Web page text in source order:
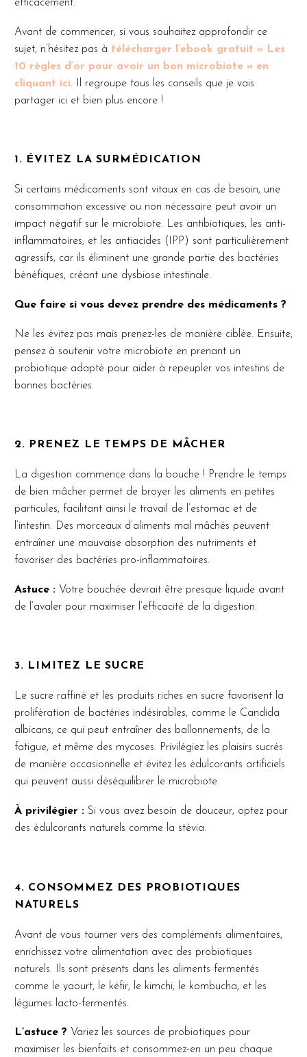
efficacement.
Avant de commencer, si vous souhaitez approfondir ce
sujet, n’hésitez pas à télécharger l’ebook gratuit « Les
10 règles d’or pour avoir un bon microbiote » en
cliquant ici. Il regroupe tous les conseils que je vais
partager ici et bien plus encore !
1. ÉVITEZ LA SURMÉDICATION
Si certains médicaments sont vitaux en cas de besoin, une
consommation excessive ou non nécessaire peut avoir un
impact négatif sur le microbiote. Les antibiotiques, les anti-
inflammatoires, et les antiacides (IPP) sont particulièrement
agressifs, car ils éliminent une grande partie des bactéries
bénéfiques, créant une dysbiose intestinale.
Que faire si vous devez prendre des médicaments ?
Ne les évitez pas mais prenez-les de manière ciblée. Ensuite,
pensez à soutenir votre microbiote en prenant un
probiotique adapté pour aider à repeupler vos intestins de
bonnes bactéries.
2. PRENEZ LE TEMPS DE MÂCHER
La digestion commence dans la bouche ! Prendre le temps
de bien mâcher permet de broyer les aliments en petites
particules, facilitant ainsi le travail de l’estomac et de
l’intestin. Des morceaux d’aliments mal mâchés peuvent
entraîner une mauvaise absorption des nutriments et
favoriser des bactéries pro-inflammatoires.
Astuce : Votre bouchée devrait être presque liquide avant
de l’avaler pour maximiser l’efficacité de la digestion.
3. LIMITEZ LE SUCRE
Le sucre raffiné et les produits riches en sucre favorisent la
prolifération de bactéries indésirables, comme le Candida
albicans, ce qui peut entraîner des ballonnements, de la
fatigue, et même des mycoses. Privilégiez les plaisirs sucrés
de manière occasionnelle et évitez les édulcorants artificiels
qui peuvent aussi déséquilibrer le microbiote.
À privilégier : Si vous avez besoin de douceur, optez pour
des édulcorants naturels comme la stévia.
4. CONSOMMEZ DES PROBIOTIQUES
NATURELS
Avant de vous tourner vers des compléments alimentaires,
enrichissez votre alimentation avec des probiotiques
naturels. Ils sont présents dans les aliments fermentés
comme le yaourt, le kéfir, le kimchi, le kombucha, et les
légumes lacto-fermentés.
L’astuce ? Variez les sources de probiotiques pour
maximiser les bienfaits et consommez-en un peu chaque